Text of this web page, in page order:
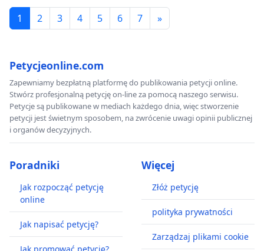
1 2 3 4 5 6 7 »
Petycjeonline.com
Zapewniamy bezpłatną platformę do publikowania petycji online.
Stwórz profesjonalną petycję on-line za pomocą naszego serwisu.
Petycje są publikowane w mediach każdego dnia, więc stworzenie
petycji jest świetnym sposobem, na zwrócenie uwagi opinii publicznej
i organów decyzyjnych.
Poradniki
Jak rozpocząć petycję
online
Jak napisać petycję?
Więcej
Złóż petycję
polityka prywatności
Zarządzaj plikami cookie